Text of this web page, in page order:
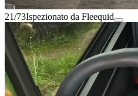
21/73Ispezionato da Fleequid